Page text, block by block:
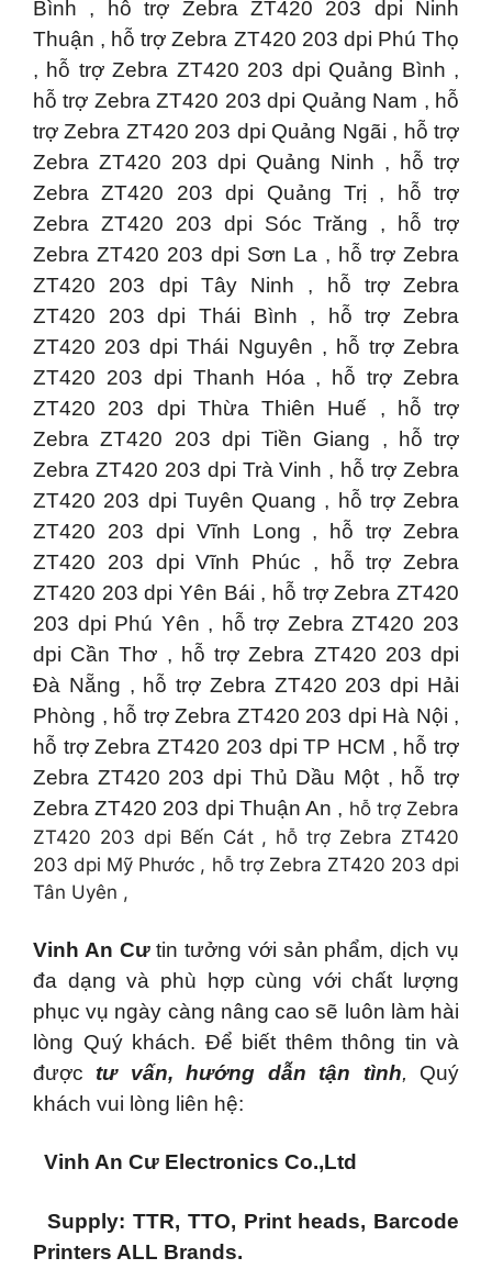
Bình , hỗ trợ Zebra ZT420 203 dpi Ninh
Thuận , hỗ trợ Zebra ZT420 203 dpi Phú Thọ
, hỗ trợ Zebra ZT420 203 dpi Quảng Bình ,
hỗ trợ Zebra ZT420 203 dpi Quảng Nam , hỗ
trợ Zebra ZT420 203 dpi Quảng Ngãi , hỗ trợ
Zebra ZT420 203 dpi Quảng Ninh , hỗ trợ
Zebra ZT420 203 dpi Quảng Trị , hỗ trợ
Zebra ZT420 203 dpi Sóc Trăng , hỗ trợ
Zebra ZT420 203 dpi Sơn La , hỗ trợ Zebra
ZT420 203 dpi Tây Ninh , hỗ trợ Zebra
ZT420 203 dpi Thái Bình , hỗ trợ Zebra
ZT420 203 dpi Thái Nguyên , hỗ trợ Zebra
ZT420 203 dpi Thanh Hóa , hỗ trợ Zebra
ZT420 203 dpi Thừa Thiên Huế , hỗ trợ
Zebra ZT420 203 dpi Tiền Giang , hỗ trợ
Zebra ZT420 203 dpi Trà Vinh , hỗ trợ Zebra
ZT420 203 dpi Tuyên Quang , hỗ trợ Zebra
ZT420 203 dpi Vĩnh Long , hỗ trợ Zebra
ZT420 203 dpi Vĩnh Phúc , hỗ trợ Zebra
ZT420 203 dpi Yên Bái , hỗ trợ Zebra ZT420
203 dpi Phú Yên , hỗ trợ Zebra ZT420 203
dpi Cần Thơ , hỗ trợ Zebra ZT420 203 dpi
Đà Nẵng , hỗ trợ Zebra ZT420 203 dpi Hải
Phòng , hỗ trợ Zebra ZT420 203 dpi Hà Nội ,
hỗ trợ Zebra ZT420 203 dpi TP HCM , hỗ trợ
Zebra ZT420 203 dpi Thủ Dầu Một , hỗ trợ
Zebra ZT420 203 dpi Thuận An , hỗ trợ Zebra
ZT420 203 dpi Bến Cát , hỗ trợ Zebra ZT420
203 dpi Mỹ Phước , hỗ trợ Zebra ZT420 203 dpi
Tân Uyên ,
Vinh An Cưtin tưởng với sản phẩm, dịch vụ
đa dạng và phù hợp cùng với chất lượng
phục vụ ngày càng nâng cao sẽ luôn làm hài
lòng Quý khách. Để biết thêm thông tin và
được tư vấn, hướng dẫn tận tình, Quý
khách vui lòng liên hệ:
Vinh An Cư Electronics Co.,Ltd
Supply: TTR, TTO, Print heads, Barcode
Printers ALL Brands.